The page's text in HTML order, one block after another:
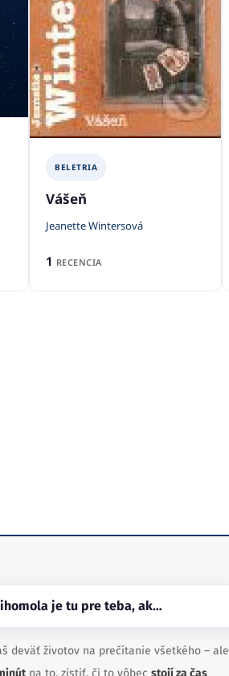
BELETRIA
Vášeň
Jeanette Wintersová
1 RECENCIA
je tu pre teba, ak…
deväť životov na prečítanie všetkého – ale
na to, zistiť, či to vôbec stojí za čas